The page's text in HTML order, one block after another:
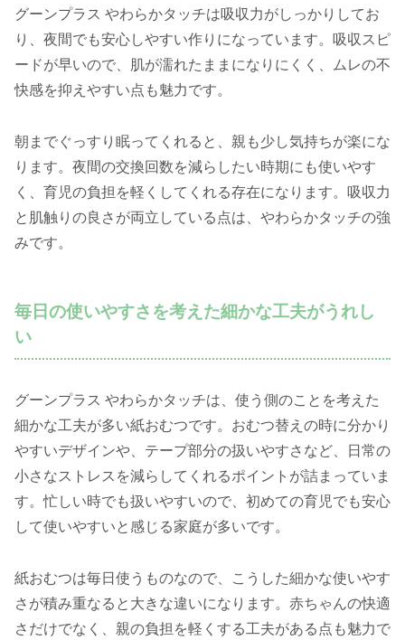
グーンプラス やわらかタッチは吸収力がしっかりしてお
り、夜間でも安心しやすい作りになっています。吸収スピ
ードが早いので、肌が濡れたままになりにくく、ムレの不
快感を抑えやすい点も魅力です。
朝までぐっすり眠ってくれると、親も少し気持ちが楽にな
ります。夜間の交換回数を減らしたい時期にも使いやす
く、育児の負担を軽くしてくれる存在になります。吸収力
と肌触りの良さが両立している点は、やわらかタッチの強
みです。
毎日の使いやすさを考えた細かな工夫がうれし
い
グーンプラス やわらかタッチは、使う側のことを考えた
細かな工夫が多い紙おむつです。おむつ替えの時に分かり
やすいデザインや、テープ部分の扱いやすさなど、日常の
小さなストレスを減らしてくれるポイントが詰まっていま
す。忙しい時でも扱いやすいので、初めての育児でも安心
して使いやすいと感じる家庭が多いです。
紙おむつは毎日使うものなので、こうした細かな使いやす
さが積み重なると大きな違いになります。赤ちゃんの快適
さだけでなく、親の負担を軽くする工夫がある点も魅力で